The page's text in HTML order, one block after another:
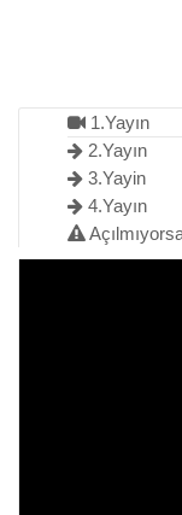
1.Yayın
2.Yayın
3.Yayin
4.Yayın